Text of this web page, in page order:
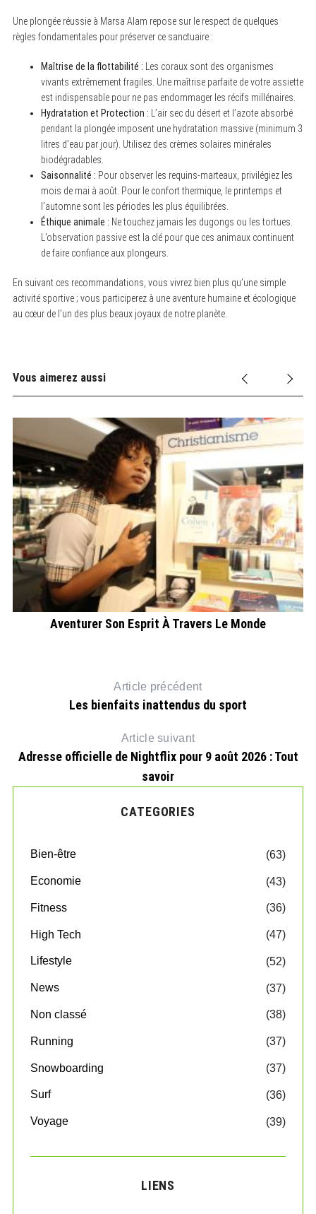
Une plongée réussie à Marsa Alam repose sur le respect de quelques
règles fondamentales pour préserver ce sanctuaire :
Maîtrise de la flottabilité : Les coraux sont des organismes
vivants extrêmement fragiles. Une maîtrise parfaite de votre assiette
est indispensable pour ne pas endommager les récifs millénaires.
Hydratation et Protection : L’air sec du désert et l’azote absorbé
pendant la plongée imposent une hydratation massive (minimum 3
litres d’eau par jour). Utilisez des crèmes solaires minérales
biodégradables.
Saisonnalité : Pour observer les requins-marteaux, privilégiez les
mois de mai à août. Pour le confort thermique, le printemps et
l’automne sont les périodes les plus équilibrées.
Éthique animale : Ne touchez jamais les dugongs ou les tortues.
L’observation passive est la clé pour que ces animaux continuent
de faire confiance aux plongeurs.
En suivant ces recommandations, vous vivrez bien plus qu’une simple
activité sportive ; vous participerez à une aventure humaine et écologique
au cœur de l’un des plus beaux joyaux de notre planète.
Vous aimerez aussi
Aventurer Son Esprit À Travers Le Monde
Article précédent
Les bienfaits inattendus du sport
Article suivant
Adresse officielle de Nightflix pour 9 août 2026 : Tout
savoir
CATEGORIES
Bien-être (63)
Economie (43)
Fitness (36)
High Tech (47)
Lifestyle (52)
News (37)
Non classé (38)
Running (37)
Snowboarding (37)
Surf (36)
Voyage (39)
LIENS